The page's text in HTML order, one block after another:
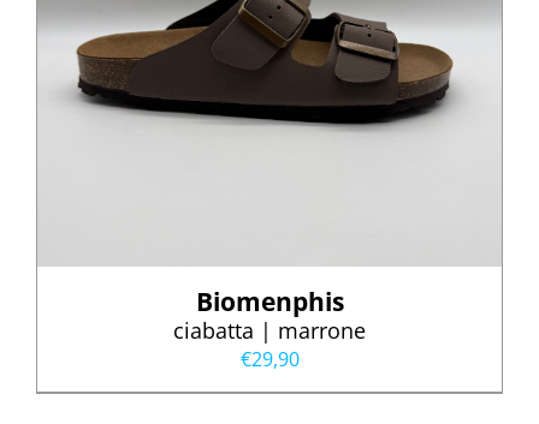
Biomenphis
ciabatta | marrone
€29,90